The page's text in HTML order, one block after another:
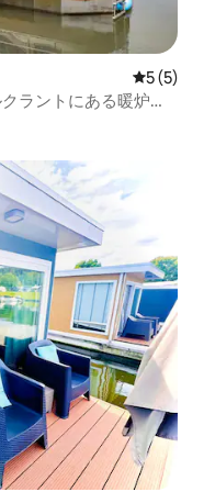
レビュー
5 (5)
ラントにある暖炉付